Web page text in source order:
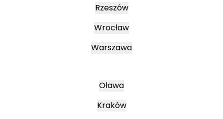
Rzeszów
Wrocław
Warszawa
Oława
Kraków